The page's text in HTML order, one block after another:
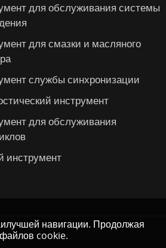
навигации. Продолжая
файлов cookie.
для обслуживания системы
для смазки и масляного
службы синхронизации
инструмент
для обслуживания